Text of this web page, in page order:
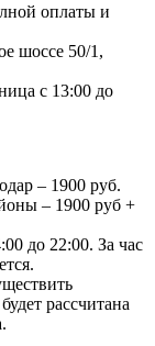
оплаты и
шоссе 50/1,
с 13:00 до
– 1900 руб.
– 1900 руб +
до 22:00. За час
рассчитана